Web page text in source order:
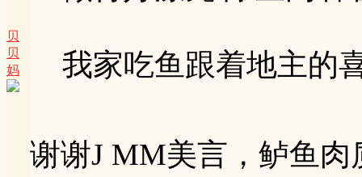
贝
贝
妈
我家吃鱼跟着地主的
谢谢J MM美言，鲈鱼